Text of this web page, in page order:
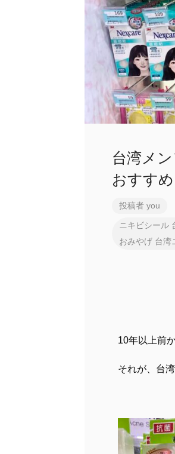
台湾メ
おすす
投稿者 you
ニキビシール
おみやげ 台湾
10年以上前
それが、台